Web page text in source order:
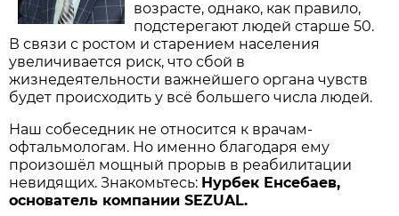
возрасте, однако, как правило,
подстерегают людей старше 50.
В связи с ростом и старением населения
увеличивается риск, что сбой в
жизнедеятельности важнейшего органа чувств
будет происходить у всё большего числа людей.
Наш собеседник не относится к врачам-
офтальмологам. Но именно благодаря ему
произошёл мощный прорыв в реабилитации
невидящих. Знакомьтесь: Нурбек Енсебаев,
основатель компанииSEZUAL.